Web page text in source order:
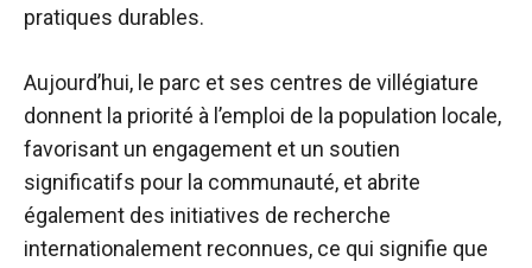
pratiques durables.
Aujourd’hui, le parc et ses centres de villégiature
donnent la priorité à l’emploi de la population locale,
favorisant un engagement et un soutien
significatifs pour la communauté, et abrite
également des initiatives de recherche
internationalement reconnues, ce qui signifie que